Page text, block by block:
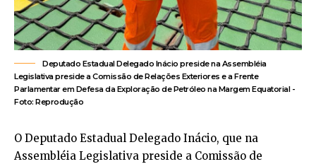
Deputado Estadual Delegado Inácio preside na Assembléia
Legislativa preside a Comissão de Relações Exteriores e a Frente
Parlamentar em Defesa da Exploração de Petróleo na Margem Equatorial -
Foto: Reprodução
O Deputado Estadual Delegado Inácio, que na
Assembléia Legislativa preside a Comissão de